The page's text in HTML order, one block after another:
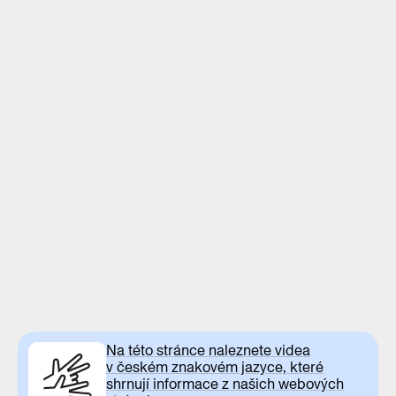
Na této stránce naleznete videa
v českém znakovém jazyce, které
shrnují informace z našich webových